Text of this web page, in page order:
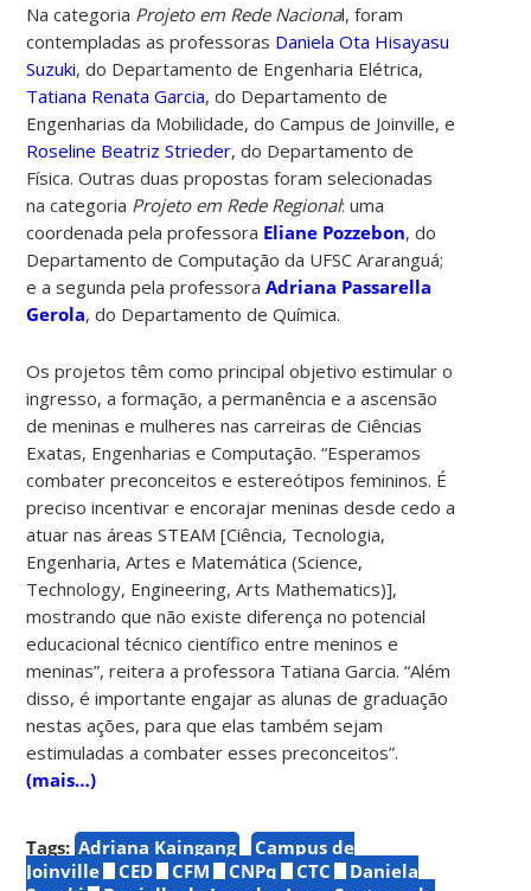
Na categoria Projeto em Rede Nacional, foram
contempladas as professoras Daniela Ota Hisayasu
Suzuki, do Departamento de Engenharia Elétrica,
Tatiana Renata Garcia, do Departamento de
Engenharias da Mobilidade, do Campus de Joinville, e
Roseline Beatriz Strieder, do Departamento de
Física. Outras duas propostas foram selecionadas
na categoria Projeto em Rede Regional: uma
coordenada pela professora Eliane Pozzebon, do
Departamento de Computação da UFSC Araranguá;
e a segunda pela professoraAdriana Passarella
Gerola, do Departamento de Química.
Os projetos têm como principal objetivo estimular o
ingresso, a formação, a permanência e a ascensão
de meninas e mulheres nas carreiras de Ciências
Exatas, Engenharias e Computação.“Esperamos
combater preconceitos e estereótipos femininos. É
preciso incentivar e encorajar meninas desde cedo a
atuar nas áreas STEAM [Ciência, Tecnologia,
Engenharia, Artes e Matemática (Science,
Technology, Engineering, Arts Mathematics)],
mostrando que não existe diferença no potencial
educacional técnico científico entre meninos e
meninas”, reitera a professora Tatiana Garcia. “Além
disso, é importante engajar as alunas de graduação
nestas ações, para que elas também sejam
estimuladas a combater esses preconceitos”.
(mais…)
Tags: Adriana Kaingang
Campus de
Joinville
CED CFM CNPq CTC
Daniela